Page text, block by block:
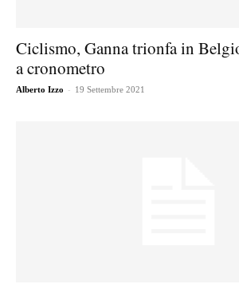
Ciclismo, Ganna trionfa in
a cronometro
Alberto Izzo - 19 Settembre 2021